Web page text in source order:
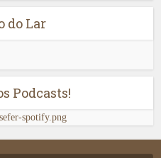
do Lar
Podcasts!